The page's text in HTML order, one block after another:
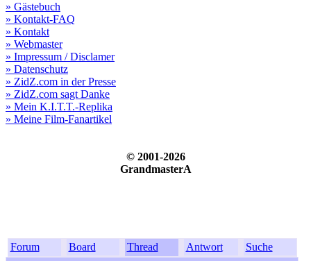
» Gästebuch
» Kontakt-FAQ
» Kontakt
» Webmaster
» Impressum / Disclamer
» Datenschutz
» ZidZ.com in der Presse
» ZidZ.com sagt Danke
» Mein K.I.T.T.-Replika
» Meine Film-Fanartikel
© 2001-2026
GrandmasterA
Forum Board Thread Antwort
Suche